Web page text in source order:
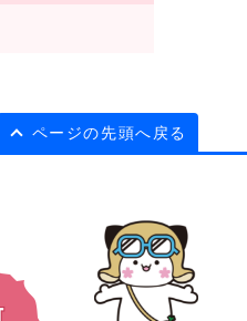
ページの先頭へ戻る